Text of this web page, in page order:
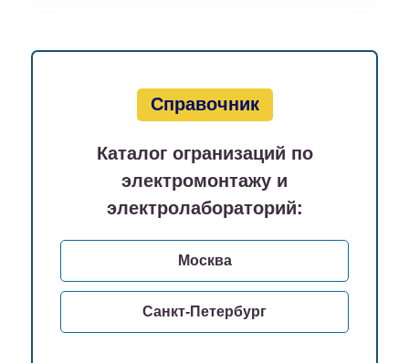
Справочник
Каталог огранизаций по
электромонтажу и
электролабораторий:
Москва
Санкт-Петербург